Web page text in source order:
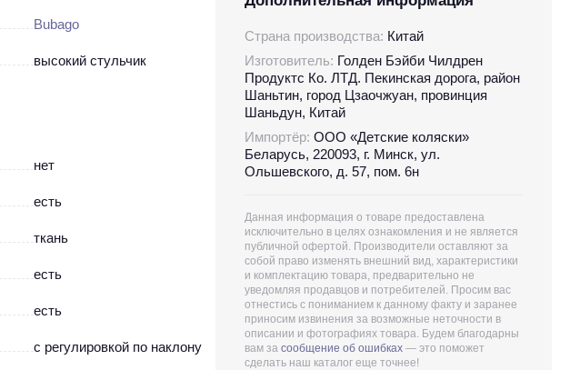
Bubago
высокий стульчик
нет
есть
ткань
есть
есть
c регулировкой по наклону
Страна производства: Китай
Изготовитель: Голден Бэйби Чилдрен
Продуктс Ко. ЛТД. Пекинская дорога, район
Шаньтин, город Цзаочжуан, провинция
Шаньдун, Китай
Импортёр: ООО «Детские коляски»
Беларусь, 220093, г. Минск, ул.
Ольшевского, д. 57, пом. 6н
Данная информация о товаре предоставлена
исключительно в целях ознакомления и не является
публичной офертой. Производители оставляют за
собой право изменять внешний вид, характеристики
и комплектацию товара, предварительно не
уведомляя продавцов и потребителей. Просим вас
отнестись с пониманием к данному факту и заранее
приносим извинения за возможные неточности в
описании и фотографиях товара. Будем благодарны
вам за сообщение об ошибках — это поможет
сделать наш каталог еще точнее!